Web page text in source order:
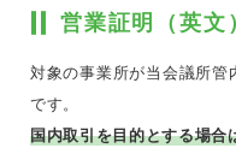
営業証明（英文）
対象の事業所が当会議所
です。
国内取引を目的とする場合